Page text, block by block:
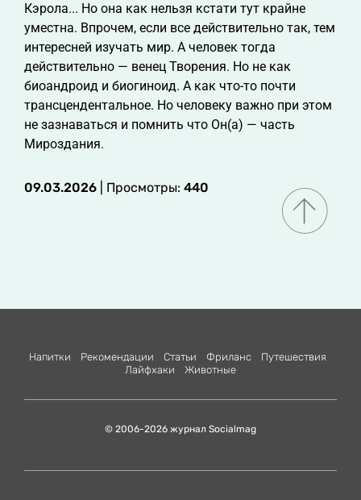
Кэрола... Но она как нельзя кстати тут крайне
уместна. Впрочем, если все действительно так, тем
интересней изучать мир. А человек тогда
действительно — венец Творения. Но не как
биоандроид и биогиноид. А как что-то почти
трансцендентальное. Но человеку важно при этом
не зазнаваться и помнить что Он(а) — часть
Мироздания.
09.03.2026 | Просмотры: 440
Напитки Рекомендации Статьи Фриланс
Путешествия
Лайфхаки
Животные
© 2006-2026 журнал Socialmag